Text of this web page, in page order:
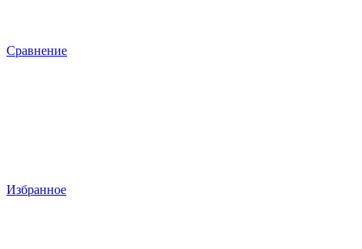
Сравнение
Избранное